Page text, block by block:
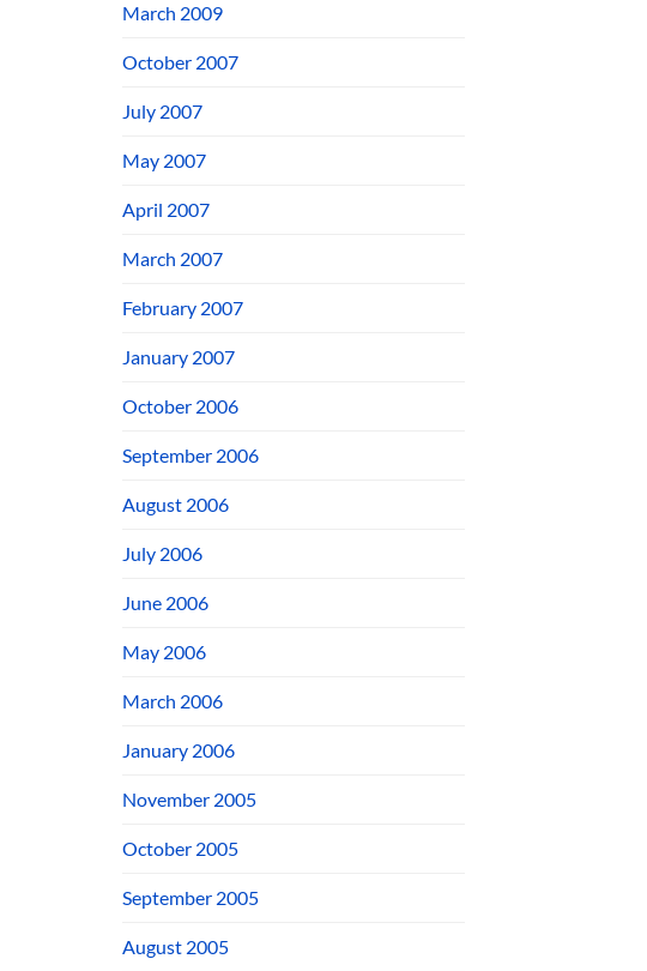
March 2009
October 2007
July 2007
May 2007
April 2007
March 2007
February 2007
January 2007
October 2006
September 2006
August 2006
July 2006
June 2006
May 2006
March 2006
January 2006
November 2005
October 2005
September 2005
August 2005